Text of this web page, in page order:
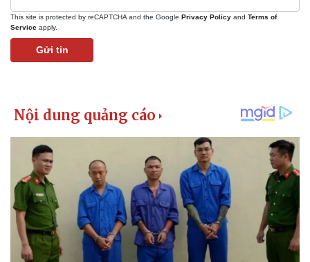
This site is protected by reCAPTCHA and the Google Privacy Policy and Terms of
Service apply.
Gửi tin